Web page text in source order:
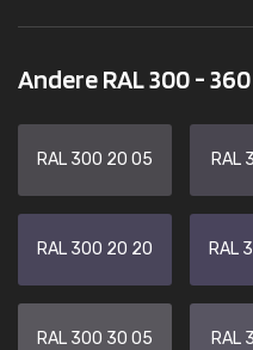
Andere RAL 300 - 360
RAL 300 20 05 RAL
RAL 300 20 20 RAL
RAL 300 30 05 RAL